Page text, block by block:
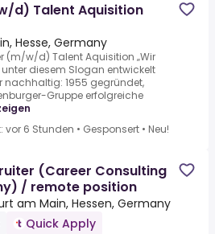
d) Talent Aquisition
Hesse, Germany
(m/w/d) Talent Aquisition „Wir
unter diesem Slogan entwickelt
nachhaltig: 1955 gegründet,
Gruppe erfolgreiche
vor 6 Stunden • Gesponsert • Neu!
(Career Consulting
/ remote position
am Main, Hessen, Germany
Quick Apply